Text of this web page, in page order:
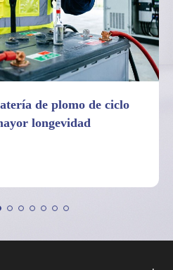
de rendimiento de las
ciclo profundo